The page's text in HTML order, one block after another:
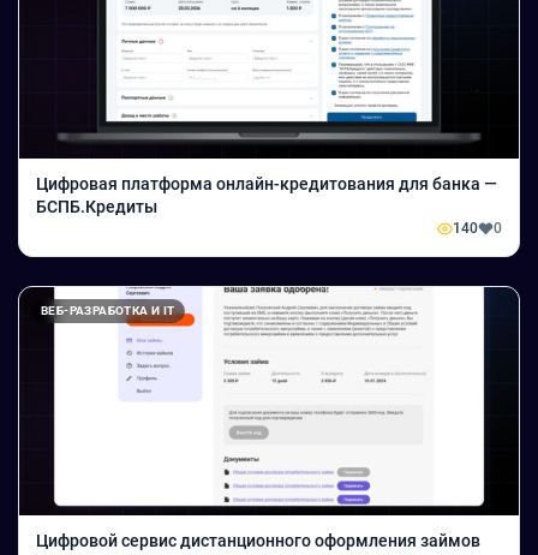
Цифровая платформа онлайн-кредитования для банка —
БСПБ.Кредиты
140 0
ВЕБ-РАЗРАБОТКА И IT
Цифровой сервис дистанционного оформления займов